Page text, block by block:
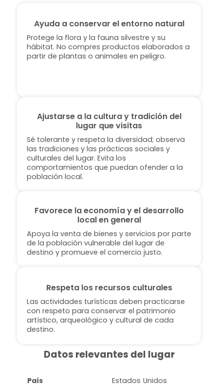
Ayuda a conservar el entorno natural
Protege la flora y la fauna silvestre y su
hábitat. No compres productos elaborados a
partir de plantas o animales en peligro.
Ajustarse a la cultura y tradición del
lugar que visitas
Sé tolerante y respeta la diversidad; observa
las tradiciones y las prácticas sociales y
culturales del lugar. Evita los
comportamientos que puedan ofender a la
población local.
Favorece la economía y el desarrollo
local en general
Apoya la venta de bienes y servicios por parte
de la población vulnerable del lugar de
destino y promueve el comercio justo.
Respeta los recursos culturales
Las actividades turísticas deben practicarse
con respeto para conservar el patrimonio
artístico, arqueológico y cultural de cada
destino.
Datos relevantes del lugar
País Estados Unidos